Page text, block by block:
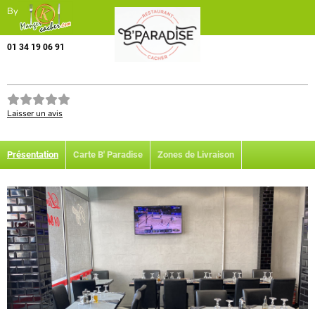
By
01 34 19 06 91
Laisser un avis
Présentation Carte B' Paradise Zones de Livraison